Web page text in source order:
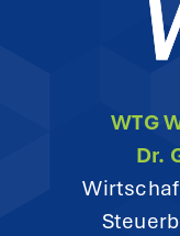
WTG
Dr.